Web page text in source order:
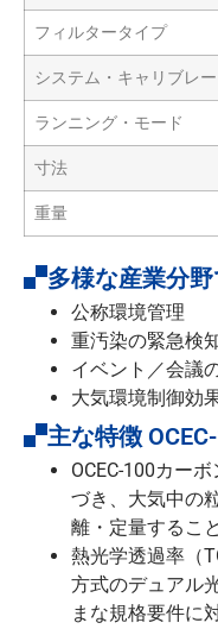
フィルタータイプ
システム・キャリブレ
ランニング・モード
寸法
重量
多様な産業分
公称環境管理
重汚染の緊急検
イベント／会議
大気環境制御効
主な特徴
OCEC-100カー
づき、大気中の
離・定量するこ
熱光学透過率（
方式のデュアル
まな規格要件に